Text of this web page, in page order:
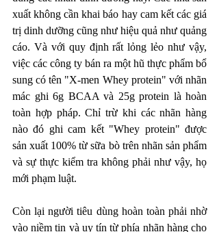
xuất không cần khai báo hay cam kết các giá
trị dinh dưỡng cũng như hiệu quả như quảng
cáo. Và với quy định rất lỏng lẻo như vậy,
việc các công ty bán ra một hũ thực phẩm bổ
sung có tên "X-men Whey protein" với nhãn
mác ghi 6g BCAA và 25g protein là hoàn
toàn hợp pháp. Chỉ trừ khi các nhãn hàng
nào đó ghi cam kết "Whey protein" được
sản xuất 100% từ sữa bò trên nhãn sản phẩm
và sự thực kiểm tra không phải như vậy, họ
mới phạm luật.
Còn lại người tiêu dùng hoàn toàn phải nhờ
vào niềm tin và uy tín từ phía nhãn hàng cho